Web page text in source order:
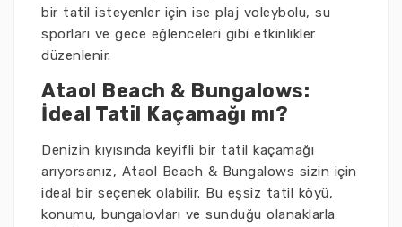
bir tatil isteyenler için ise plaj voleybolu, su
sporları ve gece eğlenceleri gibi etkinlikler
düzenlenir.
Ataol Beach & Bungalows:
İdeal Tatil Kaçamağı mı?
Denizin kıyısında keyifli bir tatil kaçamağı
arıyorsanız, Ataol Beach & Bungalows sizin için
ideal bir seçenek olabilir. Bu eşsiz tatil köyü,
konumu, bungalovları ve sunduğu olanaklarla